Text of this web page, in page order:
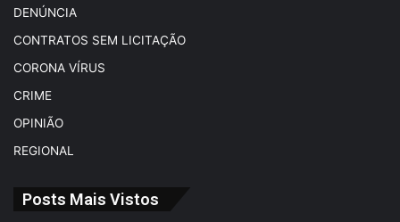
DENÚNCIA
CONTRATOS SEM LICITAÇÃO
CORONA VÍRUS
CRIME
OPINIÃO
REGIONAL
Posts Mais Vistos